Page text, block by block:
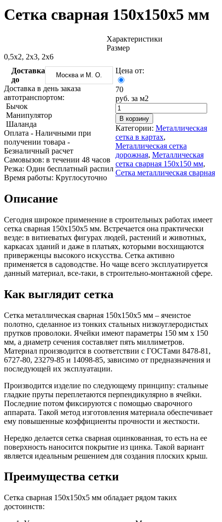
электросварные
AISI
нержавеющие
AISI
квадратные
Трубы
нержавеющие
электросварные
перфорированные
Трубы
нержавеющие
бесшовные
алюминиевый
Плита
Профиль
алюминиевый
алюминиевый
Труба
алюминиевая
Уголок
Фольга
алюминиевая
Чушка
алюминиевая
Швеллер
алюминиевый
Шина
Круг
латунный
(пруток)
Лента
латунная
Лист
латунный
медная
Круг
медный
(пруток)
Лента
медная
Труба
медная
Круг
бронзовый
(пруток)
cвинец,
цинк,
нихром
системы
Отводы
стальные
стальные
Крепеж
шуруп-
шпилька
Задвижки
чугунные
Группы
товары
резьбовые
латунные
Фитинги
резьбовые
стальные
Фитинги
Хомуты
стальные
Труба ВГП
БУ металл
БУ трубы
стальные
Сетка сварная 150х150х5 мм
Характеристики
Размер
0,5х2, 2х3, 2х6
Цена от:
70
руб. за м2
В корзину
Категории: Металлическая
сетка в картах,
Металлическая сетка
дорожная, Металлическая
сетка сварная 150х150 мм,
Сетка металлическая сварная
Доставка
до
Москва и М. О.
Доставка в день заказа
автотранспортом:
Бычок
Манипулятор
Шаланда
Оплата - Наличными при
получении товара -
Безналичный расчет
Cамовызов: в течении 48 часов
Резка: Один бесплатный распил
Время работы: Круглосуточно
Описание
Сегодня широкое применение в строительных работах имеет
сетка сварная 150х150х5 мм. Встречается она практически
везде: в витиеватых фигурах людей, растений и животных,
каркасах зданий и даже в платьях, которыми восхищаются
приверженцы высокого искусства. Сетка активно
применяется в садоводстве. Но чаще всего эксплуатируется
данный материал, все-таки, в строительно-монтажной сфере.
Как выглядит сетка
Сетка металлическая сварная 150х150х5 мм – ячеистое
полотно, сделанное из тонких стальных низкоуглеродистых
прутков проволоки. Ячейки имеют параметры 150 мм х 150
мм, а диаметр сечения составляет пять миллиметров.
Материал производится в соответствии с ГОСТами 8478-81,
6727-80, 23279-85 и 14098-85, зависимо от предназначения и
последующей их эксплуатации.
Производится изделие по следующему принципу: стальные
гладкие пруты переплетаются перпендикулярно в ячейки.
Последние потом фиксируются с помощью сварочного
аппарата. Такой метод изготовления материала обеспечивает
ему повышенные коэффициенты прочности и жесткости.
Нередко делается сетка сварная оцинкованная, то есть на ее
поверхность наносится покрытие из цинка. Такой вариант
является идеальным решением для создания плоских крыш.
Преимущества сетки
Сетка сварная 150х150х5 мм обладает рядом таких
достоинств: